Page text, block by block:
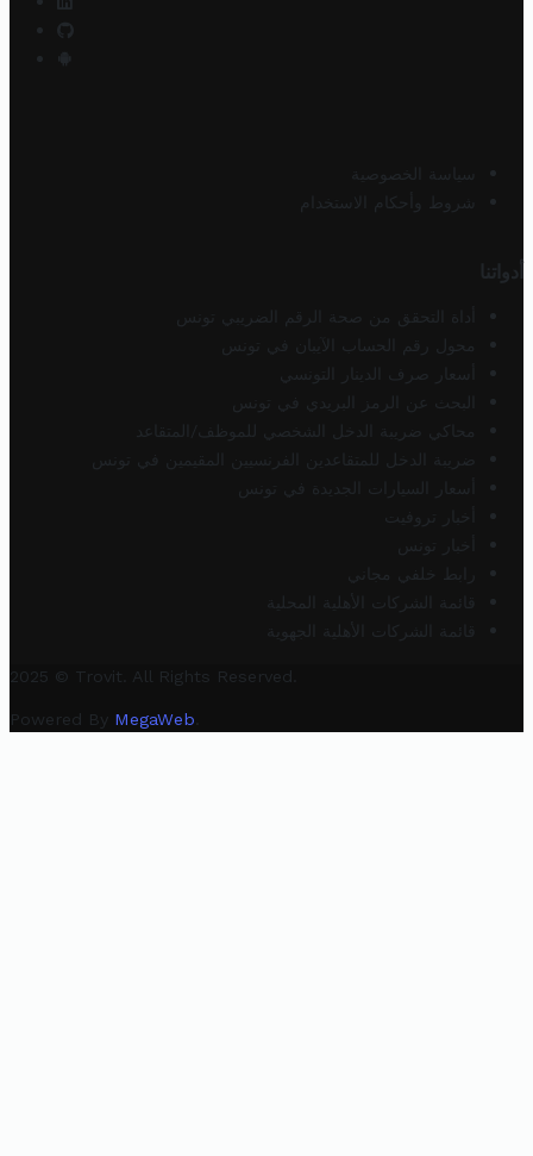
سياسة الخصوصية
شروط وأحكام الاستخدام
أدواتنا
أداة التحقق من صحة الرقم الضريبي تونس
محول رقم الحساب الآيبان في تونس
أسعار صرف الدينار التونسي
البحث عن الرمز البريدي في تونس
محاكي ضريبة الدخل الشخصي للموظف/المتقاعد
ضريبة الدخل للمتقاعدين الفرنسيين المقيمين في تونس
أسعار السيارات الجديدة في تونس
أخبار تروفيت
أخبار تونس
رابط خلفي مجاني
قائمة الشركات الأهلية المحلية
قائمة الشركات الأهلية الجهوية
2025 © Trovit. All Rights Reserved.
Powered By MegaWeb